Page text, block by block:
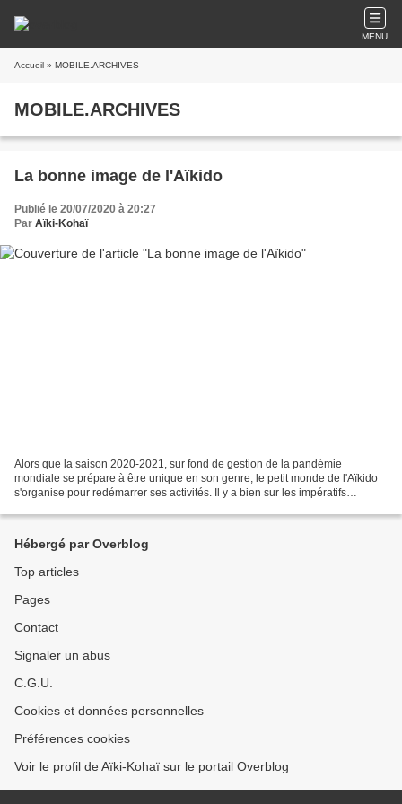
MENU
Accueil » MOBILE.ARCHIVES
MOBILE.ARCHIVES
La bonne image de l'Aïkido
Publié le 20/07/2020 à 20:27
Par Aïki-Kohaï
Alors que la saison 2020-2021, sur fond de gestion de la pandémie
mondiale se prépare à être unique en son genre, le petit monde de l'Aïkido
s'organise pour redémarrer ses activités. Il y a bien sur les impératifs
Hébergé par Overblog
Top articles
Pages
Contact
Signaler un abus
C.G.U.
Cookies et données personnelles
Préférences cookies
Voir le profil de Aïki-Kohaï sur le portail Overblog